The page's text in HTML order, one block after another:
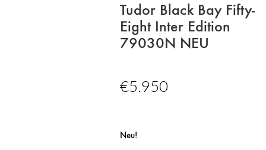
Tudor Black Bay Fifty-
Eight Inter Edition
79030N NEU
€5.950
Neu!